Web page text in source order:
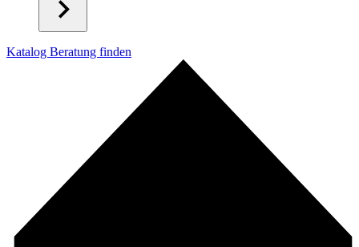
Katalog Beratung finden